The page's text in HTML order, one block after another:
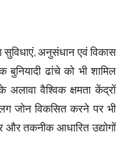
सुविधाएं, अनुसंधान एवं विकास
ढांचे को भी शामिल
वैश्विक क्षमता केंद्रों
जोन विकसित करने पर भी
और तकनीक आधारित उद्योगों